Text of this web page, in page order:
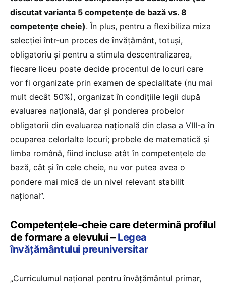
discutat varianta 5 competențe de bază vs. 8
competențe cheie). În plus, pentru a flexibiliza miza
selecției într-un proces de învățământ, totuși,
obligatoriu și pentru a stimula descentralizarea,
fiecare liceu poate decide procentul de locuri care
vor fi organizate prin examen de specialitate (nu mai
mult decât 50%), organizat în condițiile legii după
evaluarea națională, dar și ponderea probelor
obligatorii din evaluarea națională din clasa a VIII-a în
ocuparea celorlalte locuri; probele de matematică și
limba română, fiind incluse atât în competențele de
bază, cât și în cele cheie, nu vor putea avea o
pondere mai mică de un nivel relevant stabilit
național”.
Competențele-cheie care determină profilul
de formare a elevului – Legea
învățământului preuniversitar
„Curriculumul național pentru învățământul primar,